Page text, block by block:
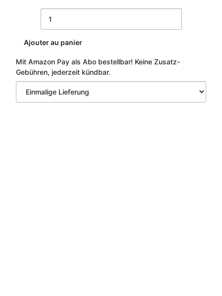
Ajouter au panier
Mit Amazon Pay als Abo bestellbar! Keine Zusatz-
Gebühren, jederzeit kündbar.